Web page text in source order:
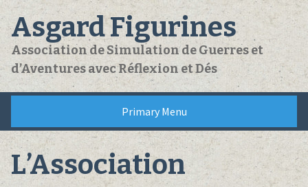
Skip
to
content
Asgard Figurines
Association de Simulation de Guerres et
d’Aventures avec Réflexion et Dés
Primary Menu
L’Association